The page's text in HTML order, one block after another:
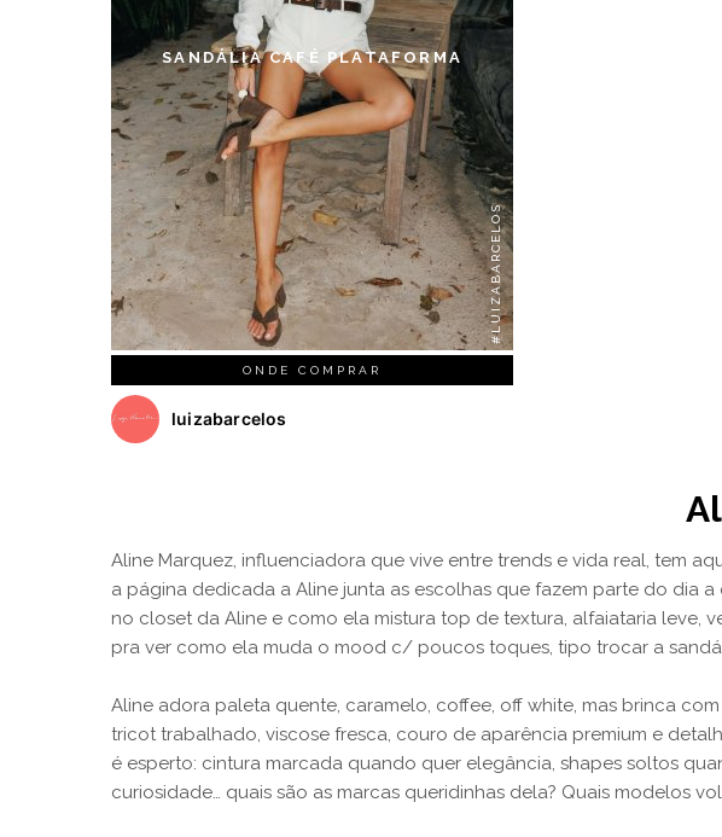
SANDÁLIA CAFÉ PLATAFORMA
#LUIZABARCELOS
ONDE COMPRAR
luizabarcelos
Aline Marquez, influenciadora que vive entre trends e vida real, tem
a página dedicada a Aline junta as escolhas que fazem parte do dia
no closet da Aline e como ela mistura top de textura, alfaiataria leve,
pra ver como ela muda o mood c/ poucos toques, tipo trocar a
Aline adora paleta quente, caramelo, coffee, off white, mas brinca
tricot trabalhado, viscose fresca, couro de aparência premium e
é esperto: cintura marcada quando quer elegância, shapes soltos
curiosidade… quais são as marcas queridinhas dela? Quais modelos